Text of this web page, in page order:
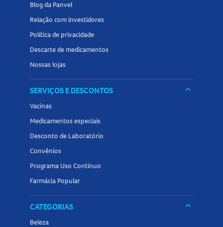
profissional de saúde antes do consumo.
Tamanho do produto
Embalagem com 450g.
Conheça outros produtos da categoria
Panvel Farmácias e encontre a melhor opção para
complementar sua rotina!
Blog da Panvel
Relação com investidores
Política de privacidade
Descarte de medicamentos
Nossas lojas
SERVIÇOS E DESCONTOS keyboard_arrow_down
Vacinas
Medicamentos especiais
Desconto de Laboratório
Convênios
Programa Uso Contínuo
Farmácia Popular
CATEGORIAS keyboard_arrow_down
Beleza